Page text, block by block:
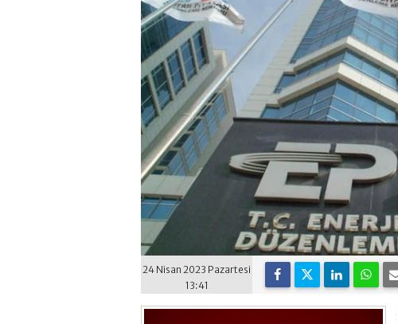
24 Nisan 2023 Pazartesi
13:41